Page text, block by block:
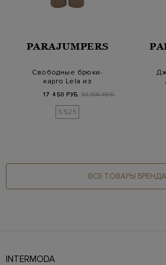
PARAJUMPERS
Свободные брюки-
карго Lela из
17 450 РУБ. 34 900 РУБ.
SS25
ВСЕ ТОВАРЫ БРЕНДА
INTERMODA